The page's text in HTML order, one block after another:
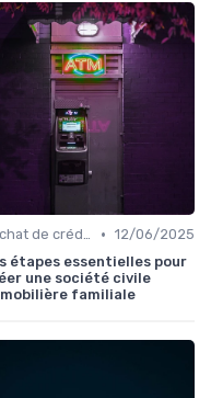
Rachat de crédit immobilier • 12/06/2025
étapes essentielles pour
une société civile
familiale